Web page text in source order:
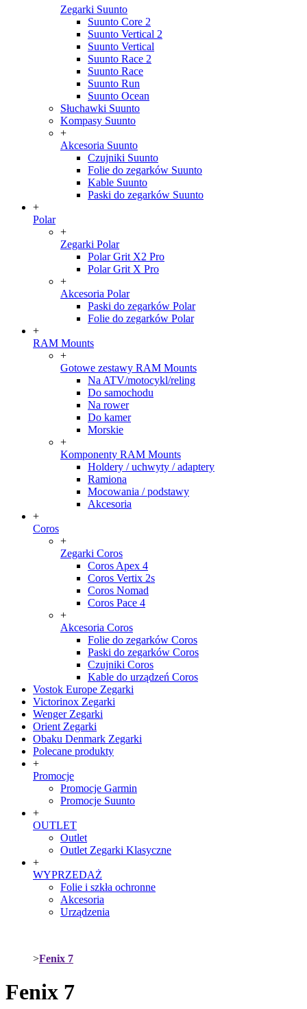
Zegarki Suunto
Suunto Core 2
Suunto Vertical 2
Suunto Vertical
Suunto Race 2
Suunto Race
Suunto Run
Suunto Ocean
Słuchawki Suunto
Kompasy Suunto
+
Akcesoria Suunto
Czujniki Suunto
Folie do zegarków Suunto
Kable Suunto
Paski do zegarków Suunto
+
Polar
+
Zegarki Polar
Polar Grit X2 Pro
Polar Grit X Pro
+
Akcesoria Polar
Paski do zegarków Polar
Folie do zegarków Polar
+
RAM Mounts
+
Gotowe zestawy RAM Mounts
Na ATV/motocykl/reling
Do samochodu
Na rower
Do kamer
Morskie
+
Komponenty RAM Mounts
Holdery / uchwyty / adaptery
Ramiona
Mocowania / podstawy
Akcesoria
+
Coros
+
Zegarki Coros
Coros Apex 4
Coros Vertix 2s
Coros Nomad
Coros Pace 4
+
Akcesoria Coros
Folie do zegarków Coros
Paski do zegarków Coros
Czujniki Coros
Kable do urządzeń Coros
Vostok Europe Zegarki
Victorinox Zegarki
Wenger Zegarki
Orient Zegarki
Obaku Denmark Zegarki
Polecane produkty
+
Promocje
Promocje Garmin
Promocje Suunto
+
OUTLET
Outlet
Outlet Zegarki Klasyczne
+
WYPRZEDAŻ
Folie i szkła ochronne
Akcesoria
Urządzenia
>Fenix 7
Fenix 7